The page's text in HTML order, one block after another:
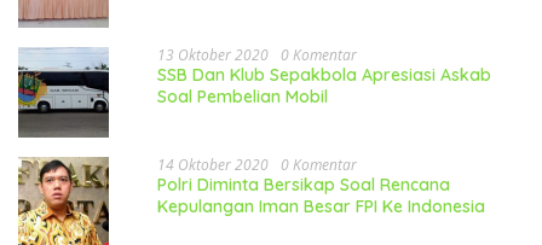
13 Oktober 2020 0 Komentar
SSB Dan Klub Sepakbola Apresiasi Askab
Soal Pembelian Mobil
14 Oktober 2020 0 Komentar
Polri Diminta Bersikap Soal Rencana
Kepulangan Iman Besar FPI Ke Indonesia